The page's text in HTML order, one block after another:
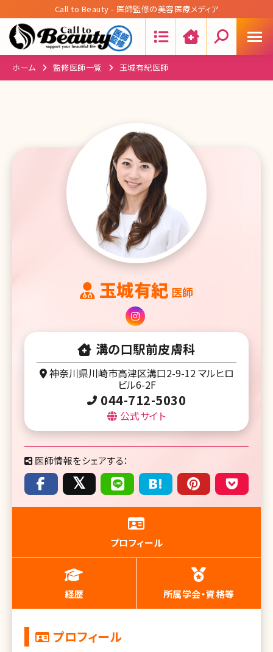
Call to Beauty - 医師監修の美容医療メディア
ホーム 監修医師一覧 玉城有紀医師
玉城有紀 医師
溝の口駅前皮膚科
神奈川県川崎市高津区溝口2-9-12 マルヒロ
ビル6-2F
044-712-5030
公式サイト
医師情報をシェアする：
プロフィール
経歴 所属学会・資格等
プロフィール